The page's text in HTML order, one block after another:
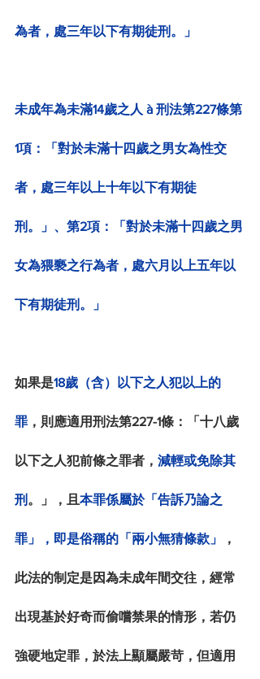
為者，處三年以下有期徒刑。」
未成年為未滿14歲之人 à 刑法第227條第
1項：「對於未滿十四歲之男女為性交
者，處三年以上十年以下有期徒
刑。」、第2項：「對於未滿十四歲之男
女為猥褻之行為者，處六月以上五年以
下有期徒刑。」
如果是18歲（含）以下之人犯以上的
罪 ，則應適用刑法第227-1條：「十八歲
以下之人犯前條之罪者， 減輕或免除其
刑 。」，且 本罪係屬於「告訴乃論之
罪」，即是俗稱的「兩小無猜條款」 ，
此法的制定是因為未成年間交往，經常
出現基於好奇而偷嚐禁果的情形，若仍
強硬地定罪，於法上顯屬嚴苛，但適用